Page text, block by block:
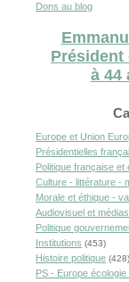
Dons au blog
Président
à 44
Europe et Union
Présidentielles
Politique française
Culture - littérature -
Morale et éthique -
Audiovisuel et
Politique
Institutions (453)
Histoire politique (428)
PS - Europe